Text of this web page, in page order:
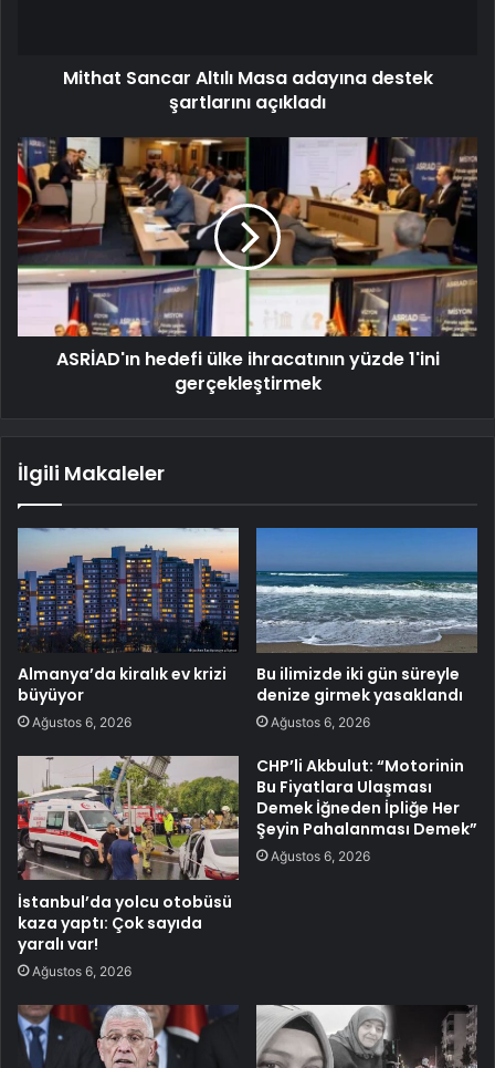
Mithat Sancar Altılı Masa adayına destek
şartlarını açıkladı
ASRİAD'ın hedefi ülke ihracatının yüzde 1'ini
gerçekleştirmek
İlgili Makaleler
Almanya’da kiralık ev krizi
büyüyor
Ağustos 6, 2026
Bu ilimizde iki gün süreyle
denize girmek yasaklandı
Ağustos 6, 2026
İstanbul’da yolcu otobüsü
kaza yaptı: Çok sayıda
yaralı var!
Ağustos 6, 2026
CHP’li Akbulut: “Motorinin
Bu Fiyatlara Ulaşması
Demek İğneden İpliğe Her
Şeyin Pahalanması Demek”
Ağustos 6, 2026